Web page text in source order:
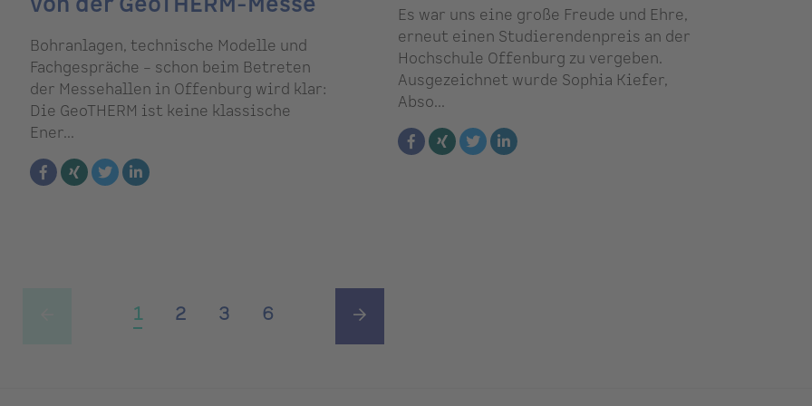
Bohranlagen, technische Modelle und
Fachgespräche – schon beim Betreten
der Messehallen in Offenburg wird klar:
Die GeoTHERM ist keine klassische
Ener...
Es war uns eine große Freude und Ehre,
erneut einen Studierendenpreis an der
Hochschule Offenburg zu vergeben.
Ausgezeichnet wurde Sophia Kiefer,
Abso...
1 2 3 6